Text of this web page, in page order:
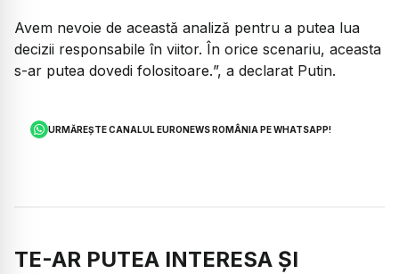
Avem nevoie de această analiză pentru a putea lua
decizii responsabile în viitor. În orice scenariu, aceasta
s-ar putea dovedi folositoare.”, a declarat Putin.
URMĂREȘTE CANALUL EURONEWS ROMÂNIA PE WHATSAPP!
TE-AR PUTEA INTERESA ȘI